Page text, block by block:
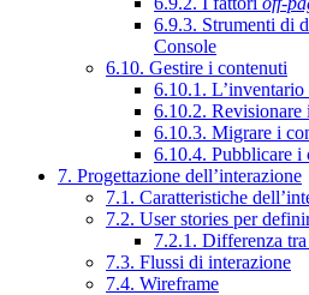
6.9.3. Strumenti di
Console
6.10. Gestire i contenuti
6.10.1.
6.10.2. Revisionare
6.10.3. Migrare i
6.10.4. Pubblicare i
7. Progettazione dell’interazione
7.1. Caratteristiche
7.2. User stories per
7.2.1. Differenza tra
7.3. Flussi di interazione
7.4. Wireframe